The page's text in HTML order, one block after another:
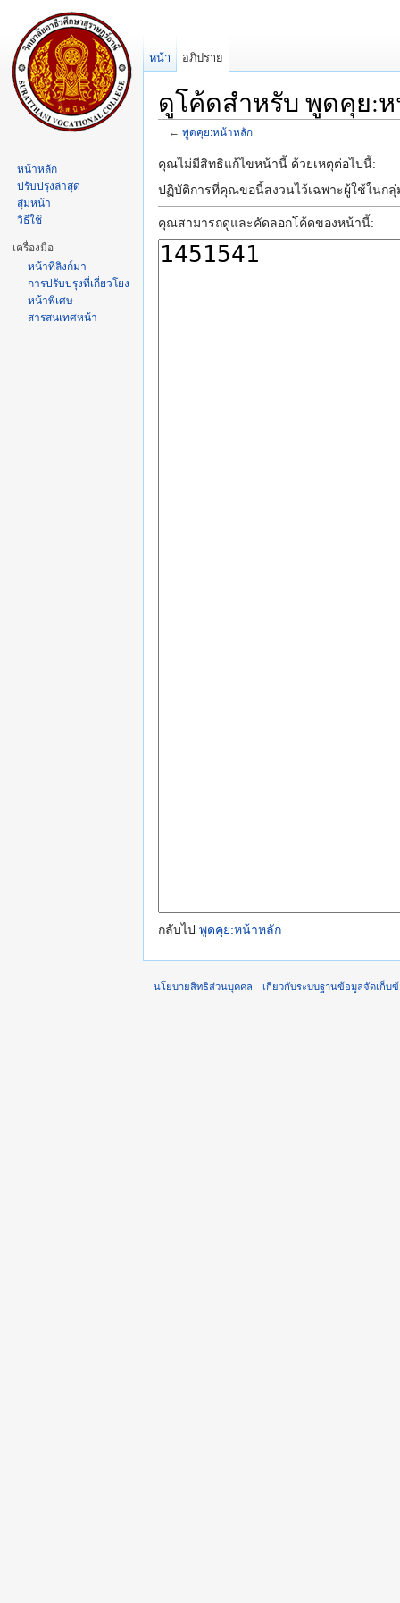
ดูโค้ดสำหรับ พูดคุย:
← พูดคุย:หน้าหลัก
คุณไม่มีสิทธิแก้ไขหน้านี้ ด้วยเหตุต่อไปนี้:
ปฏิบัติการที่คุณขอนี้สงวนไว้เฉพาะผู้ใช้ในก
คุณสามารถดูและคัดลอกโค้ดของหน้านี้:
กลับไป พูดคุย:หน้าหลัก
หน้า อภิปราย
หน้าหลัก
ปรับปรุงล่าสุด
สุ่มหน้า
วิธีใช้
เครื่องมือ
หน้าที่ลิงก์มา
การปรับปรุงที่เกี่ยวโยง
หน้าพิเศษ
สารสนเทศหน้า
นโยบายสิทธิส่วนบุคคล เกี่ยวกับระบบฐานข้อมูลจัดเก็บ